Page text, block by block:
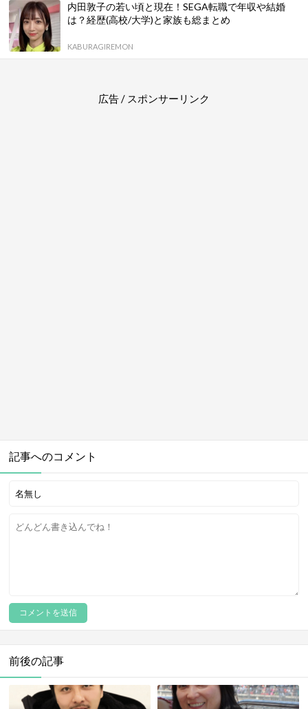
内田敦子の若い頃と現在！SEGA転職で年収や結婚
は？経歴(高校/大学)と家族も総まとめ
KABURAGIREMON
広告 / スポンサーリンク
記事へのコメント
前後の記事